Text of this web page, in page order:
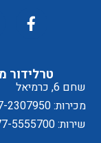
ל
טרלידור
שחם 6, כרמיאל
מכירות: 077-2307950
שירות: 077-5555700